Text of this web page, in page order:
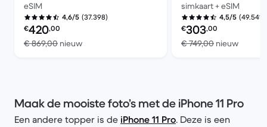
eSIM
4,6/5 (37.398)
Refurbished prijs:
€420,00
€ 869,00 nieuwVergeleken met € 869,00 nieuw
simkaart + eSIM
4,5/5 (49.541)
Refurbished prijs:
€303,00
€ 749,00 nieuw
Maak de mooiste foto’s met de iPhone 11 Pro
Een andere topper is de iPhone 11 Pro. Deze is een